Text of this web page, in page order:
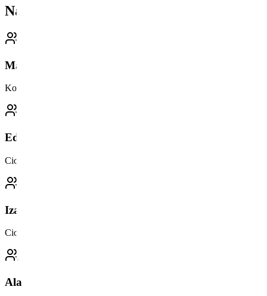
Nasza kadra
Marta
Koordynator
Edyta
Ciocia
Iza
Ciocia
Ala